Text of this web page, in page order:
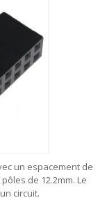
un espacement de
de 12.2mm. Le
circuit.